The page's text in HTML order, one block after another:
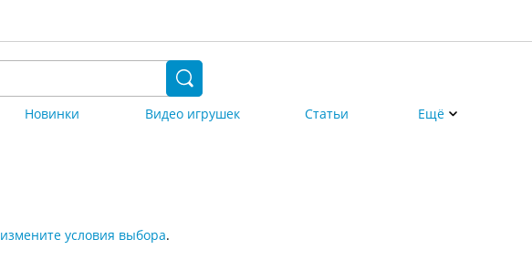
Новинки Видео игрушек Статьи Ещё
измените условия выбора.